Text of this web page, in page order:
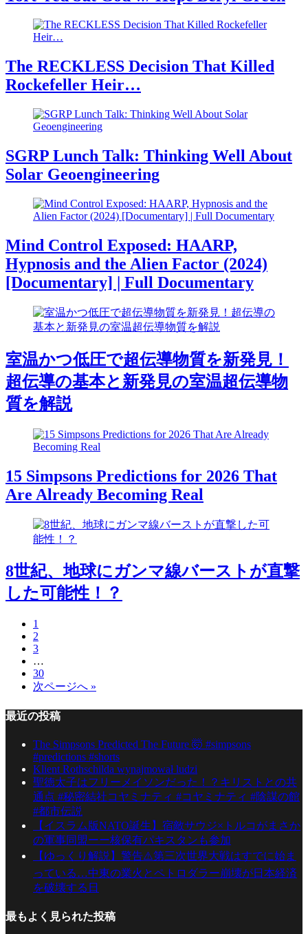
The RECKLESS Decision That Killed
Rockefeller Heir…
SGRP Lunch Talk: Thinking Well About
Solar Geoengineering
Mind Control Exposed: HAARP,
Hypnosis and the Alien Factor (2024)
[Documentary] | Full Documentary
室温かつ低圧で超伝導物質を新発見！
超伝導の基本と新発見の室温超伝導物
質を解説
15 Simpsons Predictions for 2026 That
Are Already Becoming Real
8世紀、地球にガンマ線バーストが直撃
した可能性！？
1
2
3
…
30
次ページへ »
最近の投稿
The Simpsons Predicted The Future 🤯 #simpsons
#predictions #shorts
Klient Rothschilda wynajmował ludzi
聖徳太子はフリーメイソンだった！？キリストとの共
通点 #秘密結社コヤミナティ #コヤミナティ #陰謀の館
#都市伝説
【イスラム版NATO誕生】宿敵サウジ×トルコがまさか
の軍事同盟ーー核保有パキスタンも参加
【ゆっくり解説】警告⚠️第三次世界大戦はすでに始ま
っている…中東の業火とペトロダラー崩壊が日本経済
を破壊する日
最もよく見られた投稿